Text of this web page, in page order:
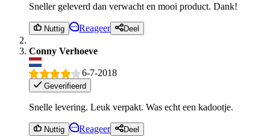
Sneller geleverd dan verwacht en mooi product. Dank!
Nuttig Reageer Deel
Conny Verhoeve
6-7-2018
Geverifieerd
Snelle levering. Leuk verpakt. Was echt een kadootje.
Nuttig Reageer Deel